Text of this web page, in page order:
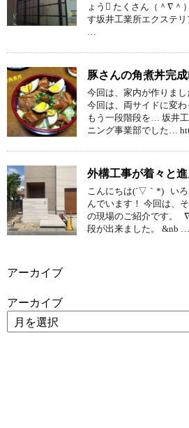
ょう たくさん（＾∇＾
す坂井工業所エクステ
…
豚さんの角煮丼完成
今回は、家内が作りま
今回は、両サイドに変
もう一段階段を… 坂井
ニング事業部でした…
外構工事が着々と進
こんにちは(´▽｀*) いろ
んでいます！ 今回は、
の現場のご紹介です。
段が出来ました。 &nb …
アーカイブ
アーカイブ